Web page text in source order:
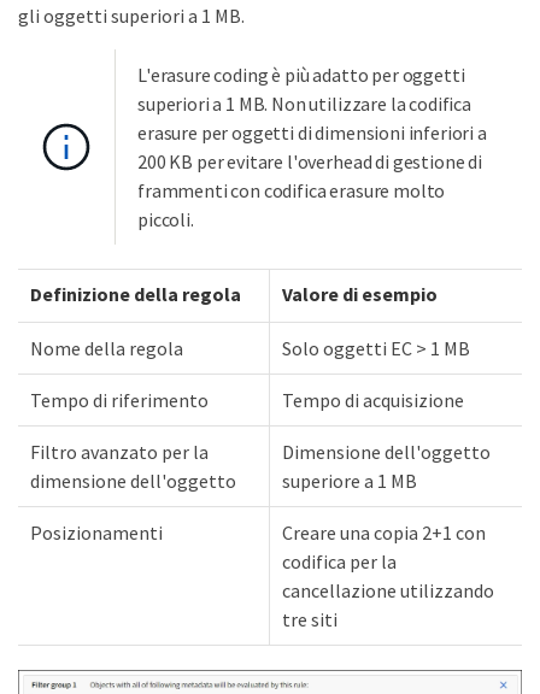
gli oggetti superiori a 1 MB.
L'erasure coding è più adatto per oggetti
superiori a 1 MB. Non utilizzare la codifica
erasure per oggetti di dimensioni inferiori a
200 KB per evitare l'overhead di gestione di
frammenti con codifica erasure molto
piccoli.
Definizione della regola Valore di esempio
Nome della regola Solo oggetti EC > 1 MB
Tempo di riferimento Tempo di acquisizione
Filtro avanzato per la
dimensione dell'oggetto
Dimensione dell'oggetto
superiore a 1 MB
Posizionamenti
Creare una copia 2+1 con
codifica per la
cancellazione utilizzando
tre siti